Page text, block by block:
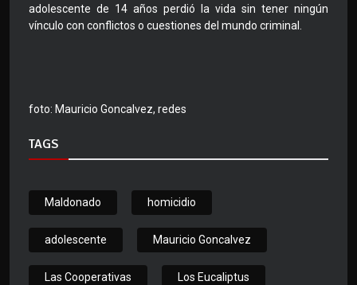
adolescente de 14 años perdió la vida sin tener ningún
vínculo con conflictos o cuestiones del mundo criminal.
foto: Mauricio Goncalvez, redes
TAGS
Maldonado homicidio
adolescente Mauricio Goncalvez
Las Cooperativas Los Eucaliptus